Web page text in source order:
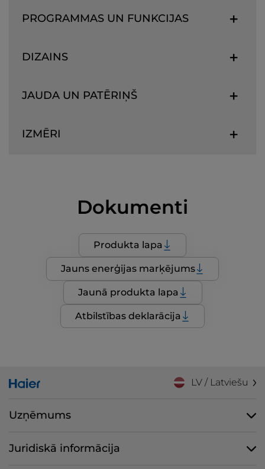
PROGRAMMAS UN FUNKCIJAS
DIZAINS
JAUDA UN PATĒRIŅŠ
IZMĒRI
Dokumenti
Produkta lapa
Jauns enerģijas marķējums
Jaunā produkta lapa
Atbilstības deklarācija
LV / Latviešu
Uzņēmums
Juridiskā informācija